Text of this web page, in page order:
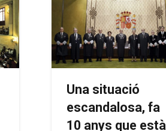
Una situació
escandalosa, fa
10 anys que està